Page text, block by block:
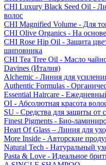
CHI Luxury Black Seed Oil -
волос
CHI Magnified Volume - Для
CHI Olive Organics - На
CHI Rose Hip Oil - Защита
шиповника
CHI Tea Tree Oil - Масло
Davines (Италия)
Alchemic - Линия для
Authentic Formulas -
Essential Haircare -
OI - Абсолютная красота
SU - Средства для защиты от
Finest Pigments - Био-
Heart Of Glass – Линия для
More Inside - Авторские
Natural Tech - Натуральный
Pasta & Love - Идеальное